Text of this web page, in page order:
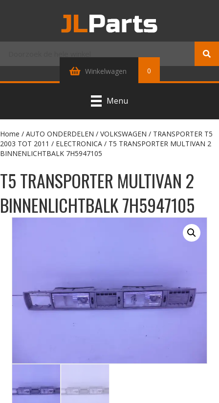
Winkelwagen 0
Menu
Home / AUTO ONDERDELEN / VOLKSWAGEN / TRANSPORTER T5
2003 TOT 2011 / ELECTRONICA / T5 TRANSPORTER MULTIVAN 2
BINNENLICHTBALK 7H5947105
T5 TRANSPORTER MULTIVAN 2
BINNENLICHTBALK 7H5947105